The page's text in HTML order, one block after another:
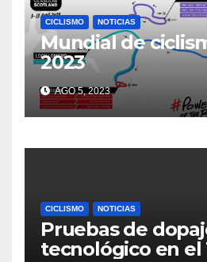
CICLISMO NOTICIAS
Mundial de
2023
AGO 5, 2023
CICLISMO NOTICIAS
Pruebas de
tecnológico en el